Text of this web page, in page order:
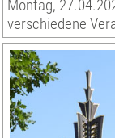
Montag,
verschiedene